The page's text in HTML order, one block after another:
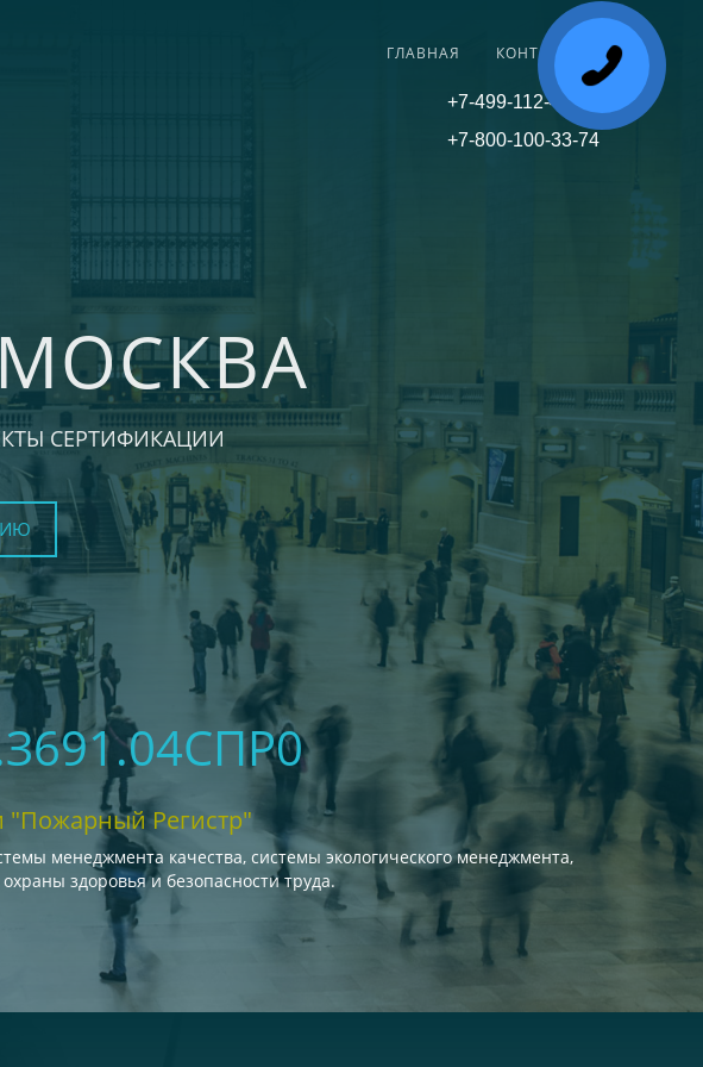
ГЛАВНАЯ КОНТАКТЫ
СЕРТИФИКАЦИИ
"Пожарный Регистр"
менеджмента качества, системы экологического менеджмента,
здоровья и безопасности труда.
+7-499-112-45-81
+7-800-100-33-74